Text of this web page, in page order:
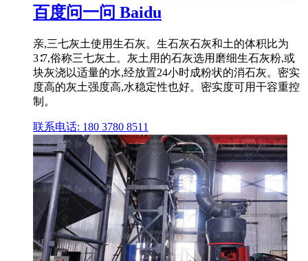
百度问一问 Baidu
亲,三七灰土使用生石灰。生石灰石灰和土的体积比为
3∶7,俗称三七灰土。灰土用的石灰选用磨细生石灰粉,或
块灰浇以适量的水,经放置24小时成粉状的消石灰。密实
度高的灰土强度高,水稳定性也好。密实度可用干容重控
制。
联系电话: 180 3780 8511